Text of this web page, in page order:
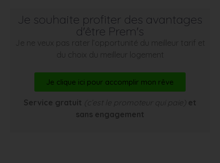
Je souhaite profiter des avantages
d'être Prem's
Je ne veux pas rater l’opportunité du meilleur tarif et
du choix du meilleur logement
Je clique ici pour accomplir mon rêve
Service gratuit (c’est le promoteur qui paie) et
sans engagement